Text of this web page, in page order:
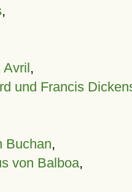
,
Avril,
und Francis
Buchan,
von Balboa,